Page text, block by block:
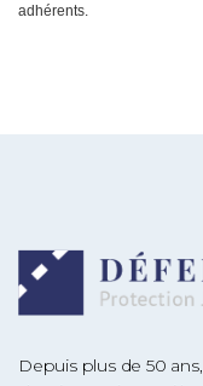
adhérents.
Depuis plus de 50